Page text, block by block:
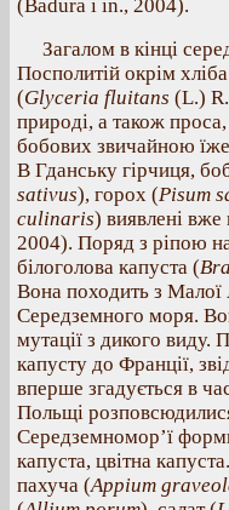
(Badura i in., 2004).
Загалом в кінці
Посполитій окрім хліба
(Glyceria fluitans (L.)
природі, а також
бобових звичайною
В Гданську гірчиця,
sativus), горох (Pisum
culinaris) виявлені
2004). Поряд з ріпою
білоголова капуста (
Вона походить з Малої
Середземного моря.
мутації з дикого
капусту до Франції,
вперше згадується в
Польщі
Середземномор’ї
капуста, цвітна
пахуча (Appium